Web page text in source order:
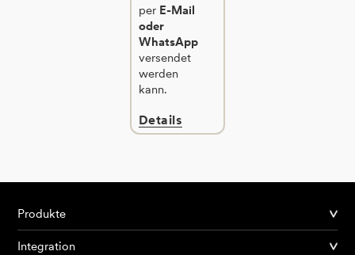
per E-Mail
oder
WhatsApp
versendet
werden
kann.
Details
Produkte
Integration